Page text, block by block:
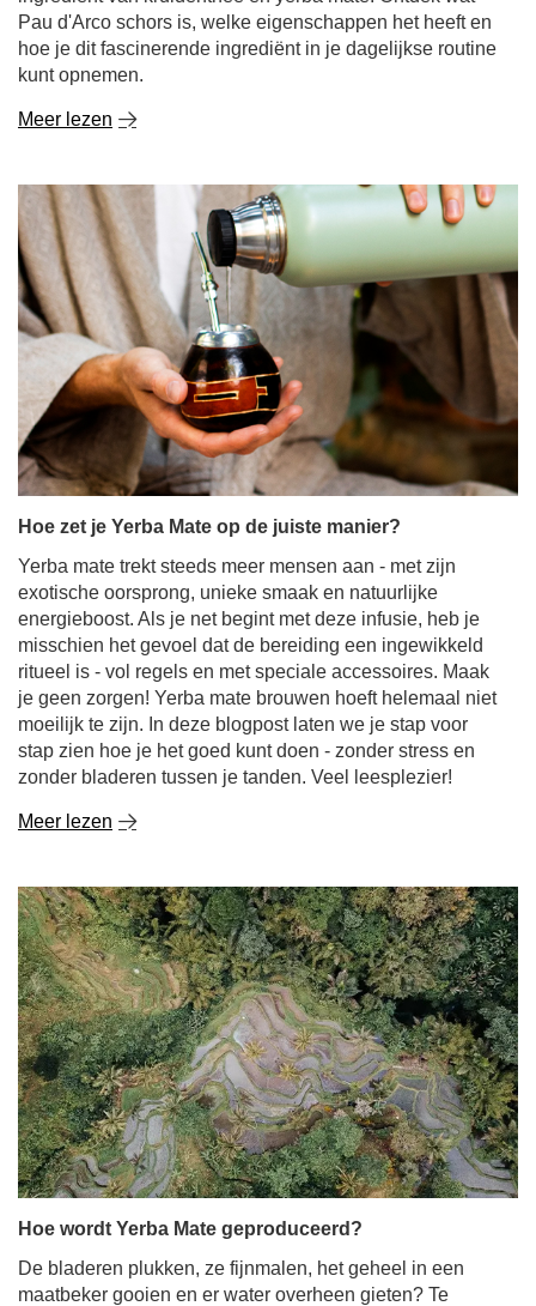
Pau d'Arco schors is, welke eigenschappen het heeft en
hoe je dit fascinerende ingrediënt in je dagelijkse routine
kunt opnemen.
Meer lezen
Hoe zet je Yerba Mate op de juiste manier?
Yerba mate trekt steeds meer mensen aan - met zijn
exotische oorsprong, unieke smaak en natuurlijke
energieboost. Als je net begint met deze infusie, heb je
misschien het gevoel dat de bereiding een ingewikkeld
ritueel is - vol regels en met speciale accessoires. Maak
je geen zorgen! Yerba mate brouwen hoeft helemaal niet
moeilijk te zijn. In deze blogpost laten we je stap voor
stap zien hoe je het goed kunt doen - zonder stress en
zonder bladeren tussen je tanden. Veel leesplezier!
Meer lezen
Hoe wordt Yerba Mate geproduceerd?
De bladeren plukken, ze fijnmalen, het geheel in een
maatbeker gooien en er water overheen gieten? Te